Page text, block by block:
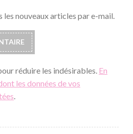
nouveaux articles par e-mail.
réduire les indésirables. En
les données de vos